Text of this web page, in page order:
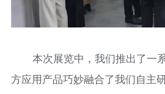
本次展览中，我们推出了一
方应用产品巧妙融合了我们自主